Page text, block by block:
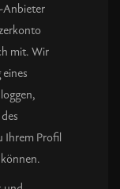
Anbieter
mit. Wir
Ihrem Profil